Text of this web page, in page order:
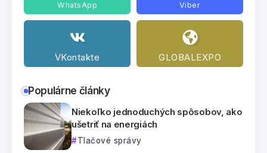
WhatsApp Viber
VKontakte GLOBALEXPO
Populárne články
Niekoľko jednoduchých spôsobov, ako
ušetriť na energiách
Tlačové správy